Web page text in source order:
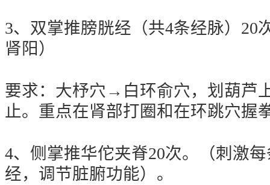
3、双掌推膀胱经（共4条经脉）20
肾阳）
要求：大杼穴→白环俞穴，划葫芦
止。重点在肾部打圈和在环跳穴握
4、侧掌推华佗夹脊20次。（刺激
经，调节脏腑功能）。